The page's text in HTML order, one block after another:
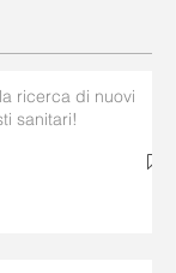
ricerca di nuovi
sanitari!